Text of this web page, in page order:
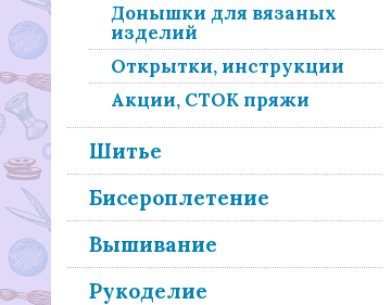
Донышки для вязаных
изделий
Открытки, инструкции
Акции, СТОК пряжи
Шитье
Бисероплетение
Вышивание
Рукоделие